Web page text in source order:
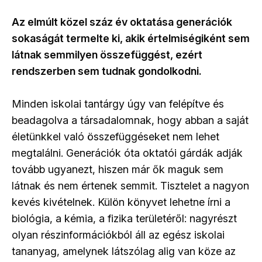
Az elmúlt közel száz év oktatása generációk
sokaságát termelte ki, akik értelmiségiként sem
látnak semmilyen összefüggést, ezért
rendszerben sem tudnak gondolkodni.
Minden iskolai tantárgy úgy van felépítve és
beadagolva a társadalomnak, hogy abban a saját
életünkkel való összefüggéseket nem lehet
megtalálni. Generációk óta oktatói gárdák adják
tovább ugyanezt, hiszen már ők maguk sem
látnak és nem értenek semmit. Tisztelet a nagyon
kevés kivételnek. Külön könyvet lehetne írni a
biológia, a kémia, a fizika területéről: nagyrészt
olyan részinformációkból áll az egész iskolai
tananyag, amelynek látszólag alig van köze az